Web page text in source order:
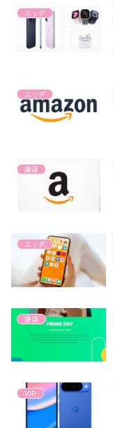
エッヂ
エッヂ
嫌儲
エッヂ
嫌儲
VIP